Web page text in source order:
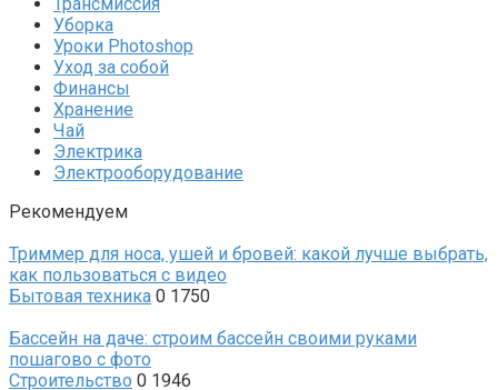
Уборка
Уроки Photoshop
Уход за собой
Финансы
Хранение
Чай
Электрика
Электрооборудование
Рекомендуем
Триммер для носа, ушей и бровей: какой лучше выбрать,
как пользоваться с видео
Бытовая техника 0 1750
Бассейн на даче: строим бассейн своими руками
пошагово с фото
Строительство 0 1946